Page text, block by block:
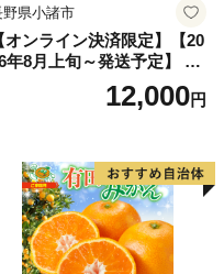
野県小諸市
オンライン決済限定】【20
年8月上旬～発送予定】 先
予約 「浅間水蜜桃プレミ
ム」 もも あかつき 秀品 約
果肉 長野県産 小諸市
12,000円